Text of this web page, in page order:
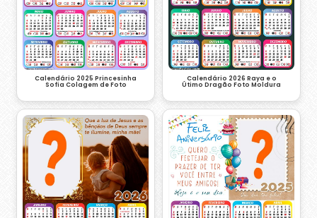
Calendário 2025 Princesinha
Sofia Colagem de Foto
Calendário 2026 Raya e o
Útimo Dragão Foto Moldura